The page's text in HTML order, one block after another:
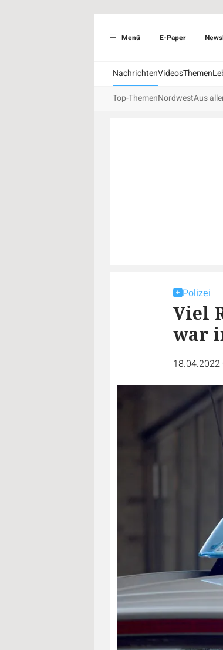
Menü E-Paper
NachrichtenVideosThemen
Top-ThemenNordwestAus
Polizei
Viel
war
18.04.2022